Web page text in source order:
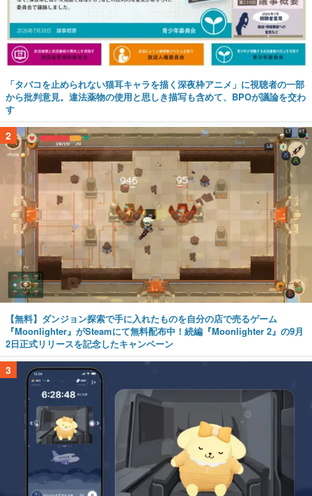
「タバコを止められない猫耳キャラを描く深夜枠アニメ」に視聴者の一部
から批判意見。違法薬物の使用と思しき描写も含めて、BPOが議論を交わ
す
2
【無料】ダンジョン探索で手に入れたものを自分の店で売るゲーム
『Moonlighter』がSteamにて無料配布中！続編『Moonlighter 2』の9月
2日正式リリースを記念したキャンペーン
3